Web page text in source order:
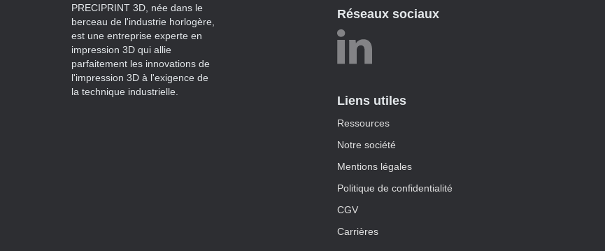
PRECIPRINT 3D, née dans le
berceau de l'industrie horlogère,
est une entreprise experte en
impression 3D qui allie
parfaitement les innovations de
l'impression 3D à l'exigence de
la technique industrielle.
Réseaux sociaux
Liens utiles
Ressources
Notre société
Mentions légales
Politique de confidentialité
CGV
Carrières